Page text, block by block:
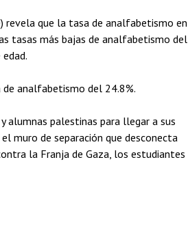
que la tasa de analfabetismo en
tasas más bajas de analfabetismo del
analfabetismo del 24.8%.
alumnas palestinas para llegar a sus
muro de separación que desconecta
la Franja de Gaza, los estudiantes